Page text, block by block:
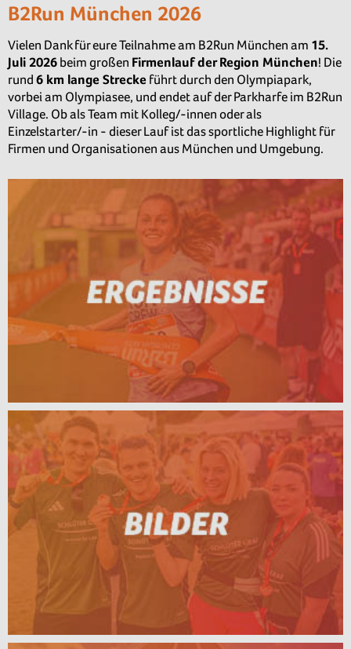
B2Run München 2026
Vielen Dank für eure Teilnahme am B2Run München am 15.
Juli 2026 beim großen Firmenlauf der Region München! Die
rund 6 km lange Strecke führt durch den Olympiapark,
vorbei am Olympiasee, und endet auf der Parkharfe im B2Run
Village. Ob als Team mit Kolleg/-innen oder als
Einzelstarter/-in - dieser Lauf ist das sportliche Highlight für
Firmen und Organisationen aus München und Umgebung.